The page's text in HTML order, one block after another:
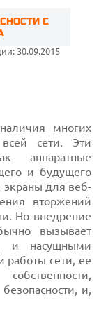
С
30.09.2015
многих
сети. Эти
аппаратные
и будущего
для веб-
вторжений
Но внедрение
вызывает
и насущными
работы сети, ее
и,